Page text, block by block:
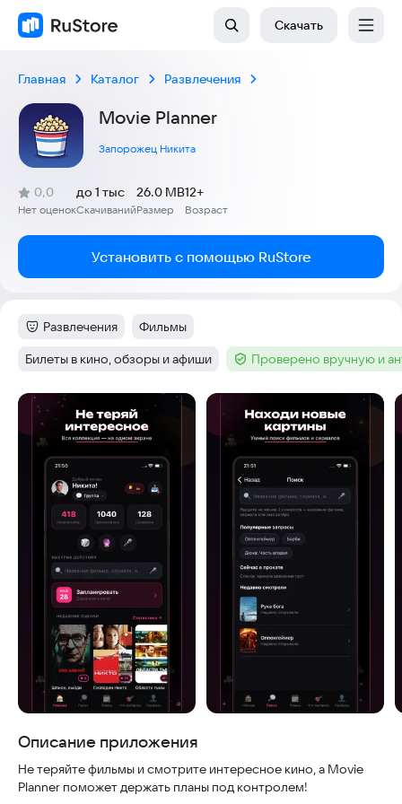
Скачать
Главная Каталог Развлечения
Movie Planner
Запорожец Никита
Рейтинг:
0,0
(
Нет оценок
)
Скачиваний
до 1 тыс
Размер
26.0 MB
Возраст
12+
Установить с помощью RuStore
Категория:
Развлечения Тег:
Фильмы
Тег:
Билеты в кино, обзоры и афиши Тег :Проверено вручную и
Скриншоты
Описание приложения
Не теряйте фильмы и смотрите интересное кино, а Movie
Planner поможет держать планы под контролем!